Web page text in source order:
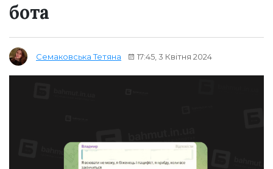
бота
Семаковська Тетяна 17:45, 3 Квітня 2024